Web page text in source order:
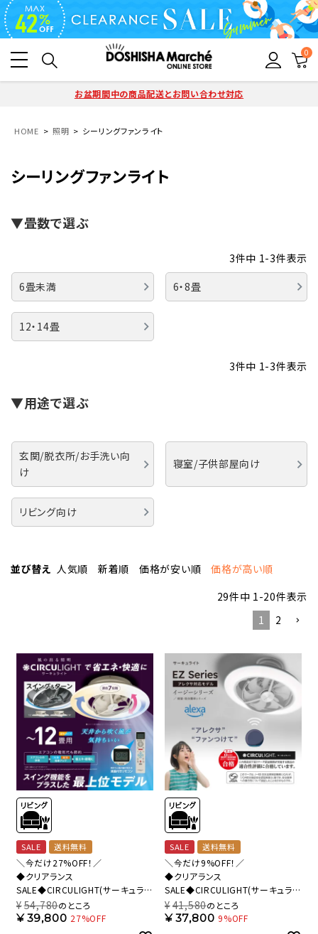
0
お盆期間中の商品配送とお問い合わせ対応
HOME 照明 シーリングファンライト
シーリングファンライト
▼畳数で選ぶ
3件中 1-3件表示
6畳未満
6・8畳
12・14畳
3件中 1-3件表示
▼用途で選ぶ
玄関/脱衣所/お手洗い向
け
寝室/子供部屋向け
リビング向け
並び替え 人気順 新着順 価格が安い順
価格が高い順
29件中 1-20件表示
1
2
SALE 送料無料
＼今だけ27%OFF！／
◆クリアランス
SALE◆CIRCULIGHT(サーキュライ
ト) シーリングシリーズ スイングモ
デル 12畳タイプ ホワイト DCC-
¥54,780のところ
¥39,800 27%OFF
SALE 送料無料
＼今だけ9%OFF！／
◆クリアランス
SALE◆CIRCULIGHT(サーキュライ
ト) EZシリーズ アレクサ対応 スイ
ングモデル 12畳タイプ DCC-
¥41,580のところ
¥37,800 9%OFF